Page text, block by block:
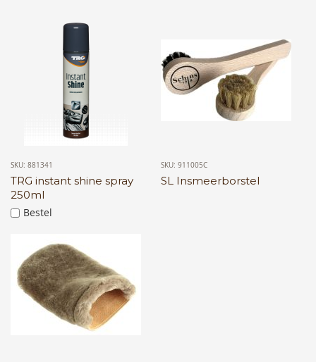
SKU: 881341
TRG instant shine spray
250ml
Bestel
SKU: 911005C
SL Insmeerborstel